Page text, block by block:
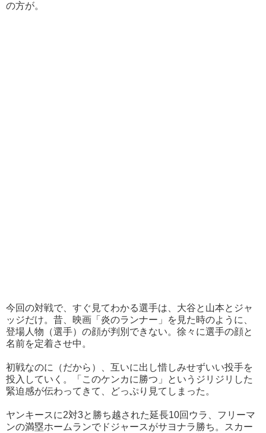
の方が。
今回の対戦で、すぐ見てわかる選手は、大谷と山本とジャ
ッジだけ。昔、映画「炎のランナー」を見た時のように、
登場人物（選手）の顔が判別できない。徐々に選手の顔と
名前を定着させ中。
初戦なのに（だから）、互いに出し惜しみせずいい投手を
投入していく。「このケンカに勝つ」というジリジリした
緊迫感が伝わってきて、どっぷり見てしまった。
ヤンキースに2対3と勝ち越された延長10回ウラ、フリーマ
ンの満塁ホームランでドジャースがサヨナラ勝ち。スカー